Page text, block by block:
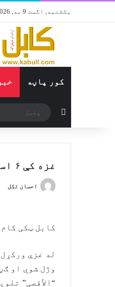
یکشنبه, اگست 9 مه, 2026
کور پاڼه
Switch skin
غزه کې ۶ اسرائیلي پوځیان وژل شوي
احسان تکل
کابل ټکی کام (سه
وژل شوي او
“الأقصی”